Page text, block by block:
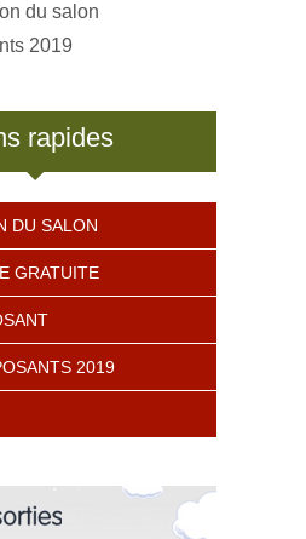
du salon
2019
rapides
DU SALON
GRATUITE
2019